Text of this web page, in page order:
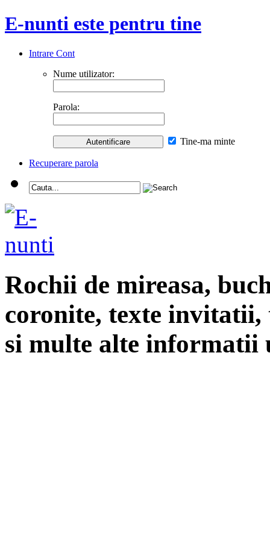
E-nunti este pentru tine
Intrare Cont
Nume utilizator:
Parola:
Tine-ma minte
Recuperare parola
Rochii de mireasa,
coronite, texte
si multe alte informatii